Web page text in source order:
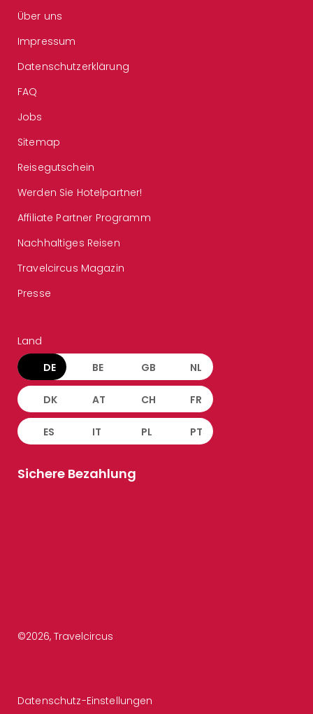
Über uns
Impressum
Datenschutzerklärung
FAQ
Jobs
Sitemap
Reisegutschein
Werden Sie Hotelpartner!
Affiliate Partner Programm
Nachhaltiges Reisen
Travelcircus Magazin
Presse
Land
DE BE GB NL
DK AT CH FR
ES IT PL PT
Sichere Bezahlung
©2026, Travelcircus
Datenschutz-Einstellungen